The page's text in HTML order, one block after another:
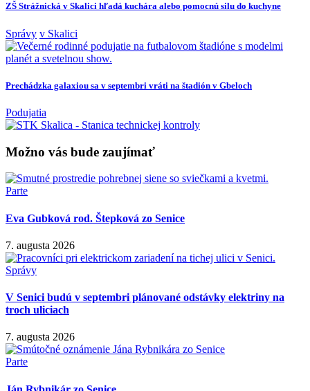
ZŠ Strážnická v Skalici hľadá kuchára alebo pomocnú silu do kuchyne
Správy v Skalici
Prechádzka galaxiou sa v septembri vráti na štadión v Gbeloch
Podujatia
Možno vás bude zaujímať
Parte
Eva Gubková rod. Štepková zo Senice
7. augusta 2026
Správy
V Senici budú v septembri plánované odstávky elektriny na
troch uliciach
7. augusta 2026
Parte